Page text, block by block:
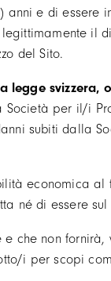
anni e di essere
il
del Sito.
legge svizzera,
Società per il/i
subiti dalla
economica
né di essere sul
che non fornirà,
i per scopi